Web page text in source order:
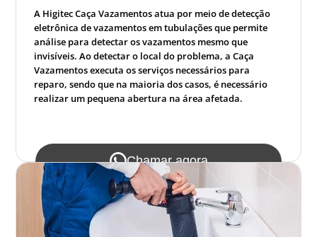
A Higitec Caça Vazamentos atua por meio de detecção
eletrônica de vazamentos em tubulações que permite
análise para detectar os vazamentos mesmo que
invisíveis. Ao detectar o local do problema, a Caça
Vazamentos executa os serviços necessários para
reparo, sendo que na maioria dos casos, é necessário
realizar um pequena abertura na área afetada.
Chamar agora